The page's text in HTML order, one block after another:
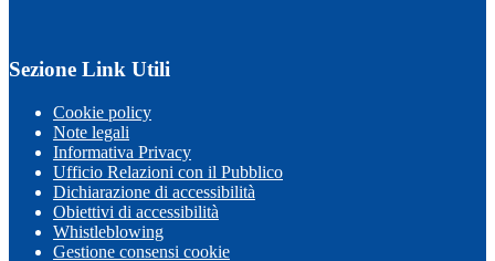
Sezione Link Utili
Cookie policy
Note legali
Informativa Privacy
Ufficio Relazioni con il Pubblico
Dichiarazione di accessibilità
Obiettivi di accessibilità
Whistleblowing
Gestione consensi cookie